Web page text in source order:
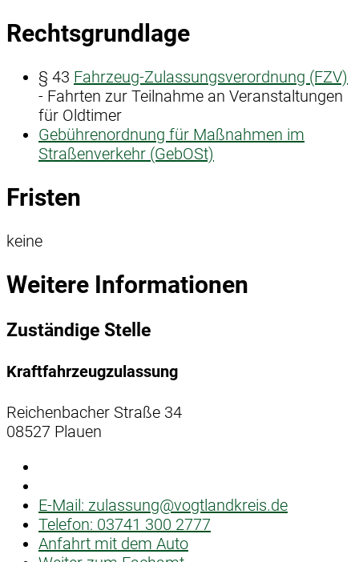
Rechtsgrundlage
§ 43 Fahrzeug-Zulassungsverordnung (FZV)
- Fahrten zur Teilnahme an Veranstaltungen
für Oldtimer
Gebührenordnung für Maßnahmen im
Straßenverkehr (GebOSt)
Fristen
keine
Weitere Informationen
Zuständige Stelle
Kraftfahrzeugzulassung
Reichenbacher Straße 34
08527 Plauen
E-Mail: zulassung@vogtlandkreis.de
Telefon: 03741 300 2777
Anfahrt mit dem Auto